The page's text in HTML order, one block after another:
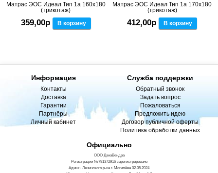
Матрас ЭОС Идеал Тип 1а 160x180
(трикотаж)
359,00р В корзину
Матрас ЭОС Идеал Тип 1а 170x180
(трикотаж)
412,00р В корзину
Информация
Контакты
Доставка
Гарантии
Партнёры
Личный кабинет
Служба поддержки
Обратный звонок
Задать вопрос
Пожаловаться
Предложить идею
Договор публичной оферты
Политика обработки данных
Официально
ООО ДанаВендра
Регистрации №791372916 зарегистрировано
Админ. Ленинского р-на г. Могилёва 02.05.2024